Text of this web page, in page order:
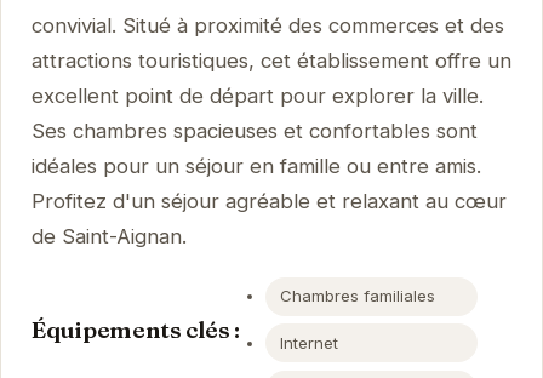
convivial. Situé à proximité des commerces et des
attractions touristiques, cet établissement offre un
excellent point de départ pour explorer la ville.
Ses chambres spacieuses et confortables sont
idéales pour un séjour en famille ou entre amis.
Profitez d'un séjour agréable et relaxant au cœur
de Saint-Aignan.
Équipements clés :
Chambres familiales
Internet